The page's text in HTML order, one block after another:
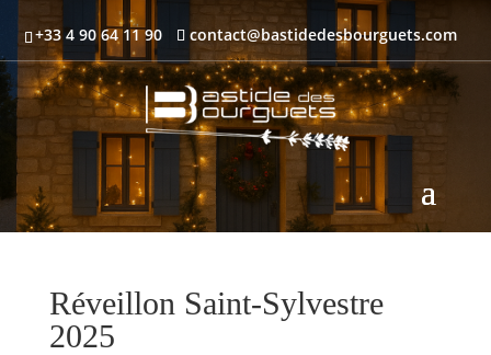
+33 4 90 64 11 90 contact@bastidedesbourguets.com
Réveillon Saint-Sylvestre
2025